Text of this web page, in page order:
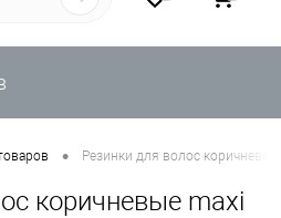
• Резинки для волос
коричневые maxi